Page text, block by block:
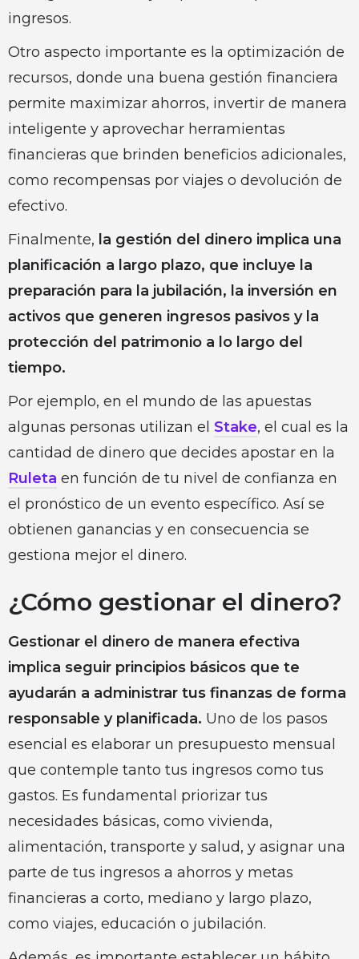
ingresos.
Otro aspecto importante es la optimización de
recursos, donde una buena gestión financiera
permite maximizar ahorros, invertir de manera
inteligente y aprovechar herramientas
financieras que brinden beneficios adicionales,
como recompensas por viajes o devolución de
efectivo.
Finalmente, la gestión del dinero implica una
planificación a largo plazo, que incluye la
preparación para la jubilación, la inversión en
activos que generen ingresos pasivos y la
protección del patrimonio a lo largo del
tiempo.
Por ejemplo, en el mundo de las apuestas
algunas personas utilizan el Stake, el cual es la
cantidad de dinero que decides apostar en la
Ruleta en función de tu nivel de confianza en
el pronóstico de un evento específico. Así se
obtienen ganancias y en consecuencia se
gestiona mejor el dinero.
¿Cómo gestionar el dinero?
Gestionar el dinero de manera efectiva
implica seguir principios básicos que te
ayudarán a administrar tus finanzas de forma
responsable y planificada. Uno de los pasos
esencial es elaborar un presupuesto mensual
que contemple tanto tus ingresos como tus
gastos. Es fundamental priorizar tus
necesidades básicas, como vivienda,
alimentación, transporte y salud, y asignar una
parte de tus ingresos a ahorros y metas
financieras a corto, mediano y largo plazo,
como viajes, educación o jubilación.